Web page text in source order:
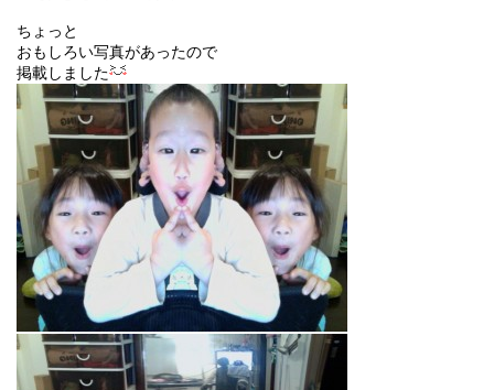
ちょっと
おもしろい写真があったので
掲載しました